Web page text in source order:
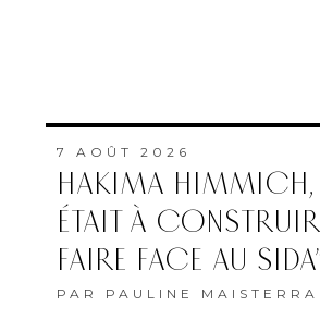
7 AOÛT 2026
HAKIMA HIMMICH,
ÉTAIT À
FAIRE FACE AU
PAR PAULINE MAISTERRA